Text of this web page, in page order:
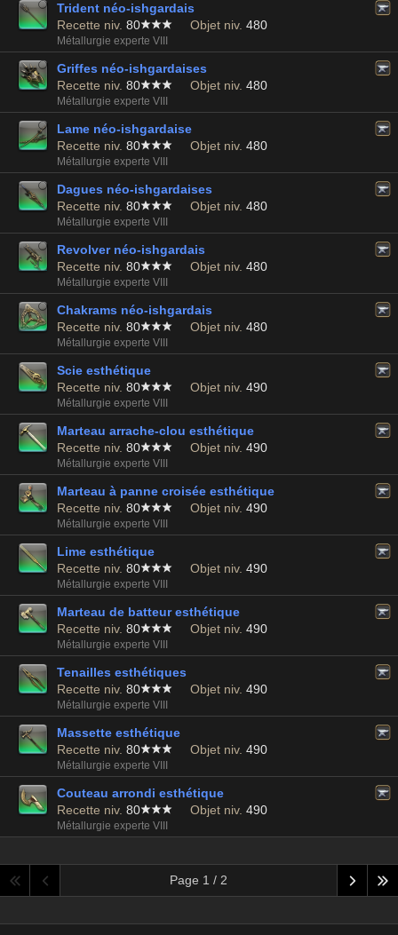
Trident néo-ishgardais
Recette niv. 80 Objet niv. 480
Métallurgie experte VIII
Griffes néo-ishgardaises
Recette niv. 80 Objet niv. 480
Métallurgie experte VIII
Lame néo-ishgardaise
Recette niv. 80 Objet niv. 480
Métallurgie experte VIII
Dagues néo-ishgardaises
Recette niv. 80 Objet niv. 480
Métallurgie experte VIII
Revolver néo-ishgardais
Recette niv. 80 Objet niv. 480
Métallurgie experte VIII
Chakrams néo-ishgardais
Recette niv. 80 Objet niv. 480
Métallurgie experte VIII
Scie esthétique
Recette niv. 80 Objet niv. 490
Métallurgie experte VIII
Marteau arrache-clou esthétique
Recette niv. 80 Objet niv. 490
Métallurgie experte VIII
Marteau à panne croisée esthétique
Recette niv. 80 Objet niv. 490
Métallurgie experte VIII
Lime esthétique
Recette niv. 80 Objet niv. 490
Métallurgie experte VIII
Marteau de batteur esthétique
Recette niv. 80 Objet niv. 490
Métallurgie experte VIII
Tenailles esthétiques
Recette niv. 80 Objet niv. 490
Métallurgie experte VIII
Massette esthétique
Recette niv. 80 Objet niv. 490
Métallurgie experte VIII
Couteau arrondi esthétique
Recette niv. 80 Objet niv. 490
Métallurgie experte VIII
Page 1 / 2